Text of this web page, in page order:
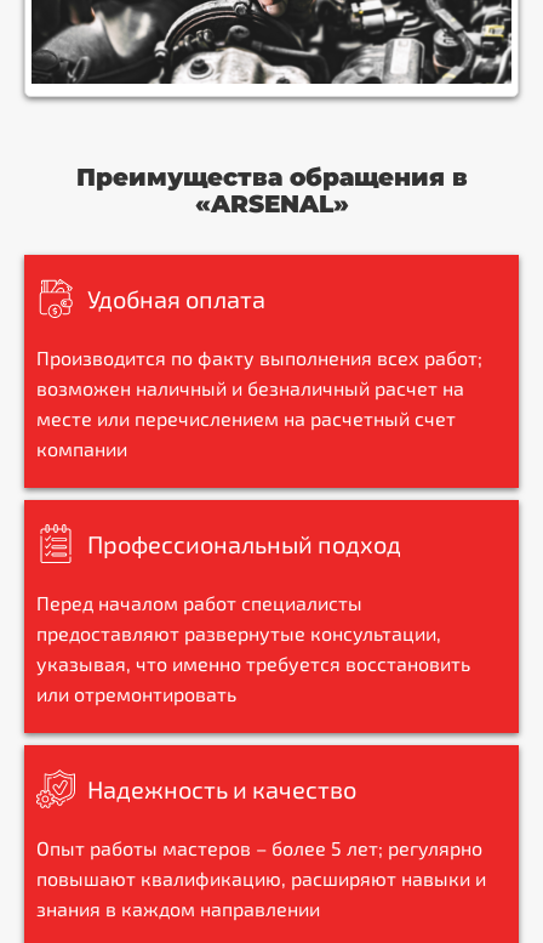
Преимущества обращения в
«ARSENAL»
Удобная оплата
Производится по факту выполнения всех работ;
возможен наличный и безналичный расчет на
месте или перечислением на расчетный счет
компании
Профессиональный подход
Перед началом работ специалисты
предоставляют развернутые консультации,
указывая, что именно требуется восстановить
или отремонтировать
Надежность и качество
Опыт работы мастеров – более 5 лет; регулярно
повышают квалификацию, расширяют навыки и
знания в каждом направлении